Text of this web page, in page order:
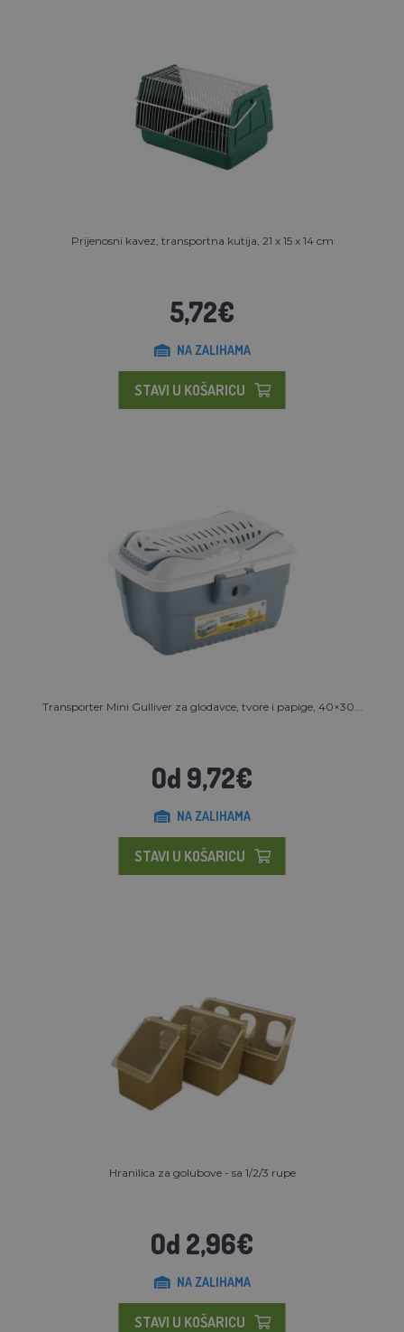
Prijenosni kavez, transportna kutija, 21 x 15 x 14 cm
5,72€
NA ZALIHAMA
STAVI U KOŠARICU
Transporter Mini Gulliver za glodavce, tvore i papige, 40×30...
Od 9,72€
NA ZALIHAMA
STAVI U KOŠARICU
Hranilica za golubove - sa 1/2/3 rupe
Od 2,96€
NA ZALIHAMA
STAVI U KOŠARICU